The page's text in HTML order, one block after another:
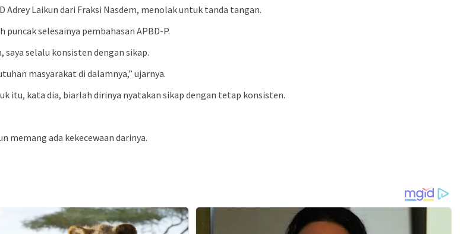
Adrey Laikun dari Fraksi Nasdem, menolak untuk tanda tangan.
selesainya pembahasan APBD-P.
saya selalu konsisten dengan sikap.
masyarakat di dalamnya,” ujarnya.
itu, kata dia, biarlah dirinya nyatakan sikap dengan tetap konsisten.
memang ada kekecewaan darinya.